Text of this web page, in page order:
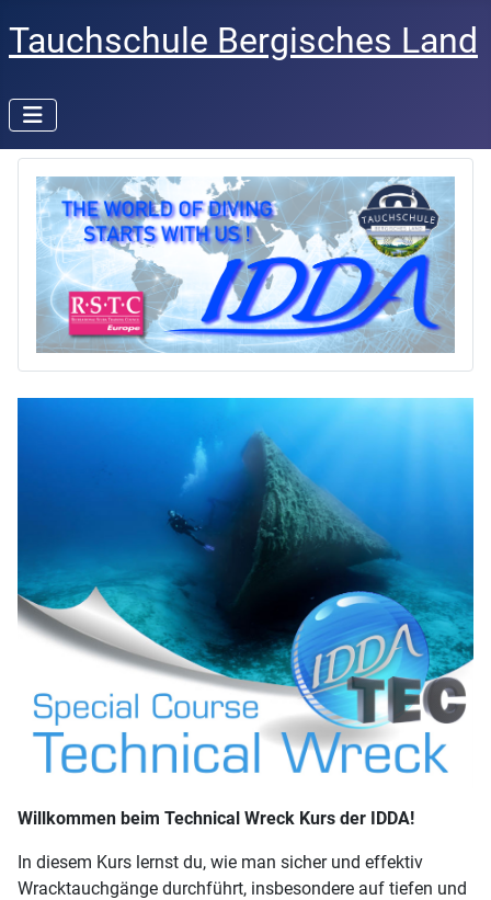
Tauchschule Bergisches Land
Willkommen beim Technical Wreck Kurs der IDDA!
In diesem Kurs lernst du, wie man sicher und effektiv
Wracktauchgänge durchführt, insbesondere auf tiefen und